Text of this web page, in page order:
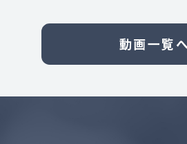
動画一覧へ